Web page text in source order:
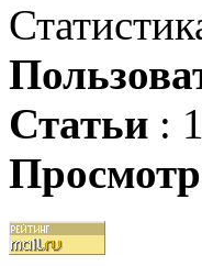
Статьи :